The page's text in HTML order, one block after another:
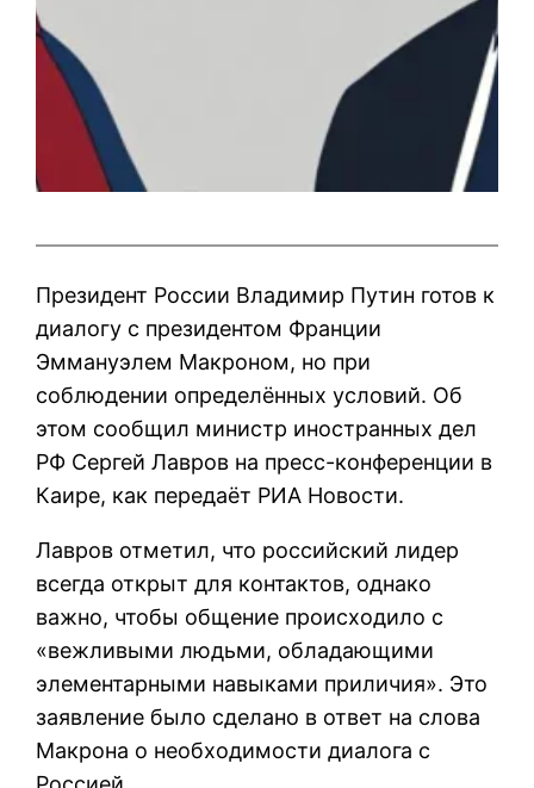
Президент России Владимир Путин готов к
диалогу с президентом Франции
Эммануэлем Макроном, но при
соблюдении определённых условий. Об
этом сообщил министр иностранных дел
РФ Сергей Лавров на пресс-конференции в
Каире, как передаёт РИА Новости.
Лавров отметил, что российский лидер
всегда открыт для контактов, однако
важно, чтобы общение происходило с
«вежливыми людьми, обладающими
элементарными навыками приличия». Это
заявление было сделано в ответ на слова
Макрона о необходимости диалога с